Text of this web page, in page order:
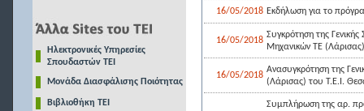
Ηλεκτρονικές Υπηρεσίες
Σπουδαστών ΤΕΙ
Μονάδα Διασφάλισης Ποιότητας
Βιβλιοθήκη ΤΕΙ
16/05/2018 Εκδήλωση για το
16/05/2018
Συγκρότηση της
Μηχανικών ΤΕ
16/05/2018
Ανασυγκρότηση της
(Λάρισας) του Τ.Ε.Ι.
Συμπλήρωση της αρ.